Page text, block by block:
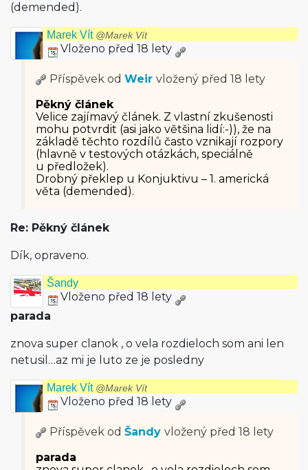
(demended).
Marek Vít @Marek Vít
Vloženo před 18 lety
Příspěvek od Weir vložený před 18 lety
Pěkný článek
Velice zajímavý článek. Z vlastní zkušenosti
mohu potvrdit (asi jako většina lidí:-)), že na
základě těchto rozdílů často vznikají rozpory
(hlavně v testových otázkách, speciálně
u předložek).
Drobný překlep u Konjuktivu – 1. americká
věta (demended).
Re: Pěkný článek
Dík, opraveno.
Šandy
Vloženo před 18 lety
parada
znova super clanok , o vela rozdieloch som ani len
netusil…az mi je luto ze je posledny
Marek Vít @Marek Vít
Vloženo před 18 lety
Příspěvek od Šandy vložený před 18 lety
parada